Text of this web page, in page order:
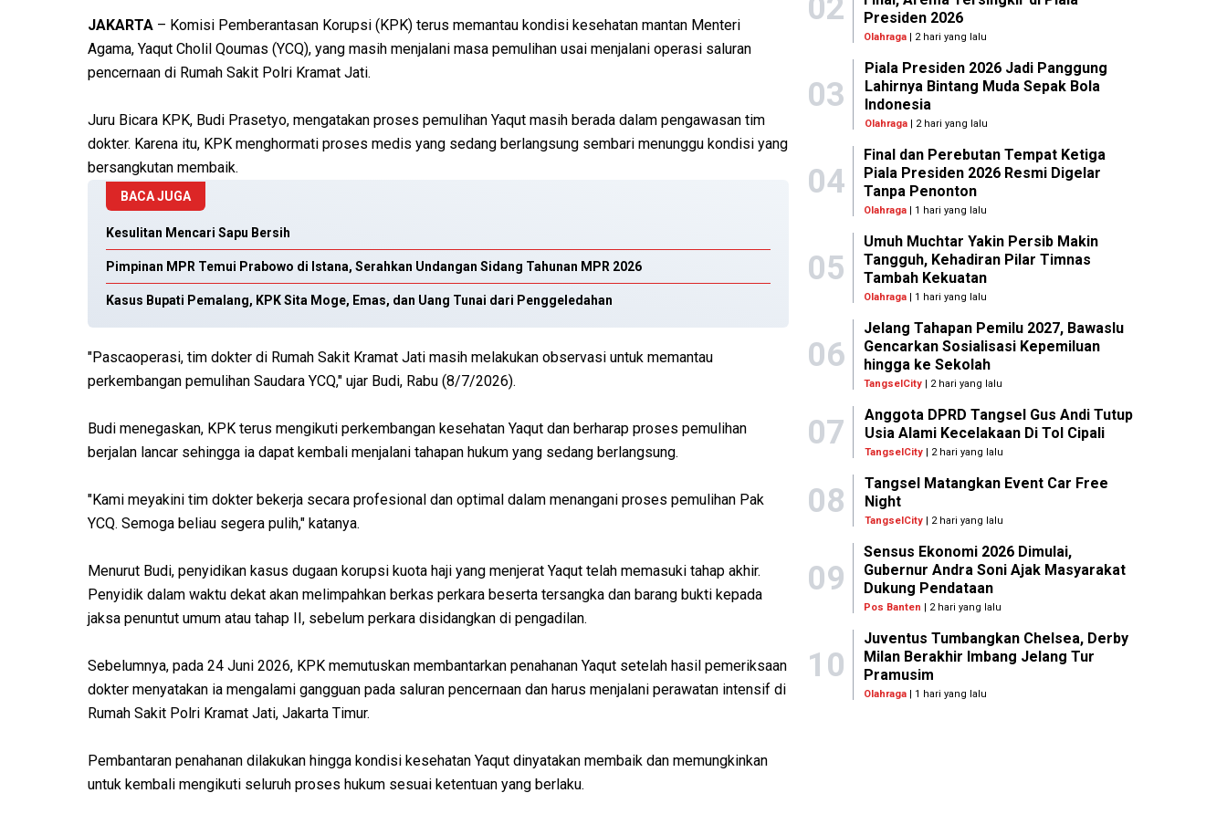
JAKARTA – Komisi Pemberantasan Korupsi (KPK) terus memantau kondisi kesehatan mantan Menteri
Agama, Yaqut Cholil Qoumas (YCQ), yang masih menjalani masa pemulihan usai menjalani operasi saluran
pencernaan di Rumah Sakit Polri Kramat Jati.
Juru Bicara KPK, Budi Prasetyo, mengatakan proses pemulihan Yaqut masih berada dalam pengawasan tim
dokter. Karena itu, KPK menghormati proses medis yang sedang berlangsung sembari menunggu kondisi yang
bersangkutan membaik.
BACA JUGA
Kesulitan Mencari Sapu Bersih
Pimpinan MPR Temui Prabowo di Istana, Serahkan Undangan Sidang Tahunan MPR 2026
Kasus Bupati Pemalang, KPK Sita Moge, Emas, dan Uang Tunai dari Penggeledahan
"Pascaoperasi, tim dokter di Rumah Sakit Kramat Jati masih melakukan observasi untuk memantau
perkembangan pemulihan Saudara YCQ," ujar Budi, Rabu (8/7/2026).
Budi menegaskan, KPK terus mengikuti perkembangan kesehatan Yaqut dan berharap proses pemulihan
berjalan lancar sehingga ia dapat kembali menjalani tahapan hukum yang sedang berlangsung.
"Kami meyakini tim dokter bekerja secara profesional dan optimal dalam menangani proses pemulihan Pak
YCQ. Semoga beliau segera pulih," katanya.
Menurut Budi, penyidikan kasus dugaan korupsi kuota haji yang menjerat Yaqut telah memasuki tahap akhir.
Penyidik dalam waktu dekat akan melimpahkan berkas perkara beserta tersangka dan barang bukti kepada
jaksa penuntut umum atau tahap II, sebelum perkara disidangkan di pengadilan.
Sebelumnya, pada 24 Juni 2026, KPK memutuskan membantarkan penahanan Yaqut setelah hasil pemeriksaan
dokter menyatakan ia mengalami gangguan pada saluran pencernaan dan harus menjalani perawatan intensif di
Rumah Sakit Polri Kramat Jati, Jakarta Timur.
Pembantaran penahanan dilakukan hingga kondisi kesehatan Yaqut dinyatakan membaik dan memungkinkan
untuk kembali mengikuti seluruh proses hukum sesuai ketentuan yang berlaku.
02
Presiden 2026
Olahraga | 2 hari yang lalu
03
Piala Presiden 2026 Jadi Panggung
Lahirnya Bintang Muda Sepak Bola
Indonesia
Olahraga| 2 hari yang lalu
04
Final dan Perebutan Tempat Ketiga
Piala Presiden 2026 Resmi Digelar
Tanpa Penonton
Olahraga | 1 hari yang lalu
05
Umuh Muchtar Yakin Persib Makin
Tangguh, Kehadiran Pilar Timnas
Tambah Kekuatan
Olahraga | 1 hari yang lalu
06
Jelang Tahapan Pemilu 2027, Bawaslu
Gencarkan Sosialisasi Kepemiluan
hingga ke Sekolah
TangselCity | 2 hari yang lalu
07
Anggota DPRD Tangsel Gus Andi Tutup
Usia Alami Kecelakaan Di Tol Cipali
TangselCity| 2 hari yang lalu
08
Tangsel Matangkan Event Car Free
Night
TangselCity| 2 hari yang lalu
09
Sensus Ekonomi 2026 Dimulai,
Gubernur Andra Soni Ajak Masyarakat
Dukung Pendataan
Pos Banten | 2 hari yang lalu
10
Juventus Tumbangkan Chelsea, Derby
Milan Berakhir Imbang Jelang Tur
Pramusim
Olahraga | 1 hari yang lalu